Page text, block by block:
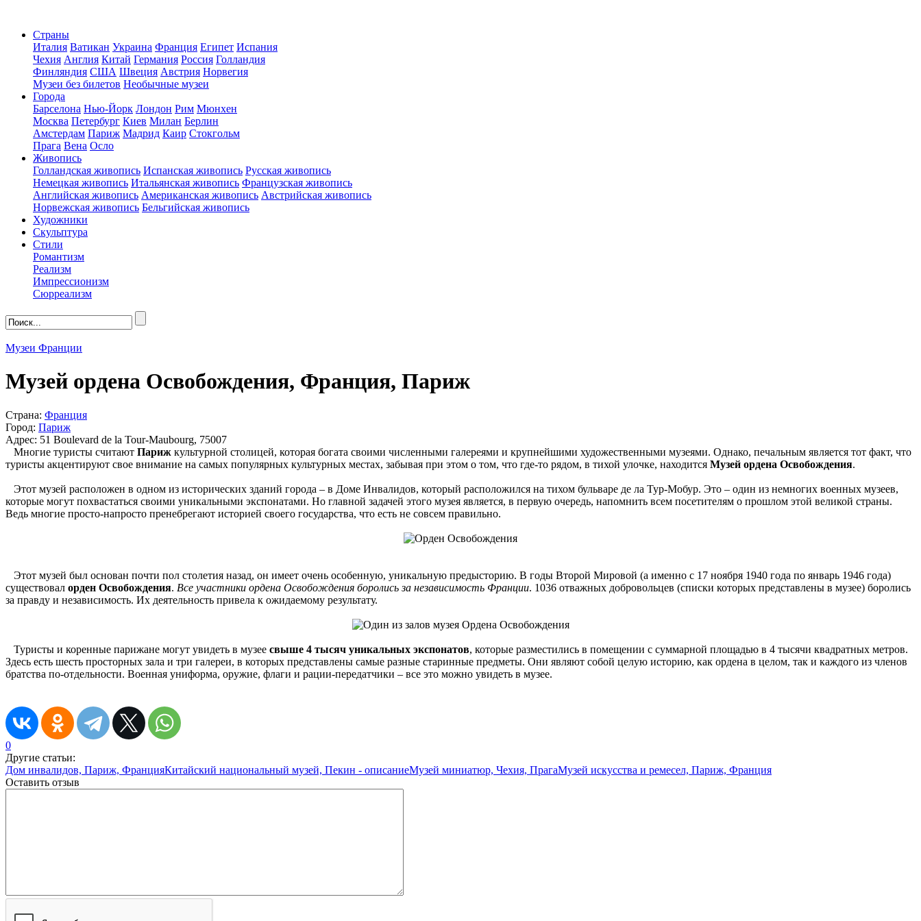
Страны
Италия Ватикан Украина Франция Египет Испания
Чехия Англия Китай Германия Россия Голландия
Финляндия США Швеция Австрия Норвегия
Музеи без билетов Необычные музеи
Города
Барселона Нью-Йорк Лондон Рим Мюнхен
Москва Петербург Киев Милан Берлин
Амстердам Париж Мадрид Каир Стокгольм
Прага Вена Осло
Живопись
Голландская живопись Испанская живопись Русская живопись
Немецкая живопись Итальянская живопись Французская живопись
Английская живопись Американская живопись Австрийская живопись
Норвежская живопись Бельгийская живопись
Художники
Скульптура
Стили
Романтизм
Реализм
Импрессионизм
Сюрреализм
Музеи Франции
Музей ордена Освобождения, Франция, Париж
Страна: Франция
Город: Париж
Адрес: 51 Boulevard de la Tour-Maubourg, 75007
Многие туристы считают Париж культурной столицей, которая богата своими численными галереями и крупнейшими художественными музеями. Однако, печальным является тот факт, что
туристы акцентируют свое внимание на самых популярных культурных местах, забывая при этом о том, что где-то рядом, в тихой улочке, находится Музей ордена Освобождения.
Этот музей расположен в одном из исторических зданий города – в Доме Инвалидов, который расположился на тихом бульваре де ла Тур-Мобур. Это – один из немногих военных музеев,
которые могут похвастаться своими уникальными экспонатами. Но главной задачей этого музея является, в первую очередь, напомнить всем посетителям о прошлом этой великой страны.
Ведь многие просто-напросто пренебрегают историей своего государства, что есть не совсем правильно.
Этот музей был основан почти пол столетия назад, он имеет очень особенную, уникальную предысторию. В годы Второй Мировой (а именно с 17 ноября 1940 года по январь 1946 года)
существовал орден Освобождения. Все участники ордена Освобождения боролись за независимость Франции. 1036 отважных добровольцев (списки которых представлены в музее) боролись
за правду и независимость. Их деятельность привела к ожидаемому результату.
Туристы и коренные парижане могут увидеть в музее свыше 4 тысяч уникальных экспонатов, которые разместились в помещении с суммарной площадью в 4 тысячи квадратных метров.
Здесь есть шесть просторных зала и три галереи, в которых представлены самые разные старинные предметы. Они являют собой целую историю, как ордена в целом, так и каждого из членов
братства по-отдельности. Военная униформа, оружие, флаги и рации-передатчики – все это можно увидеть в музее.
0
Другие статьи:
Дом инвалидов, Париж, ФранцияКитайский национальный музей, Пекин - описаниеМузей миниатюр, Чехия, ПрагаМузей искусства и ремесел, Париж, Франция
Оставить отзыв